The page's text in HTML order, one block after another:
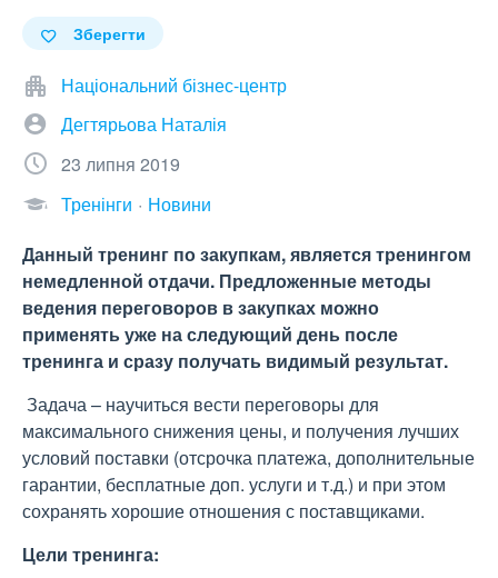
Зберегти
Національний бізнес-центр
Дегтярьова Наталія
23 липня 2019
Тренінги
Новини
Данный тренинг по закупкам, является тренингом
немедленной отдачи. Предложенные методы
ведения переговоров в закупках можно
применять уже на следующий день после
тренинга и сразу получать видимый результат.
Задача – научиться вести переговоры для
максимального снижения цены, и получения лучших
условий поставки (отсрочка платежа, дополнительные
гарантии, бесплатные доп. услуги и т.д.) и при этом
сохранять хорошие отношения с поставщиками.
Цели тренинга: